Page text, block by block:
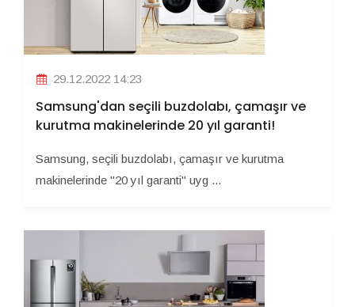
29.12.2022 14:23
Samsung'dan seçili buzdolabı, çamaşır ve
kurutma makinelerinde 20 yıl garanti!
Samsung, seçili buzdolabı, çamaşır ve kurutma
makinelerinde "20 yıl garanti" uyg ...